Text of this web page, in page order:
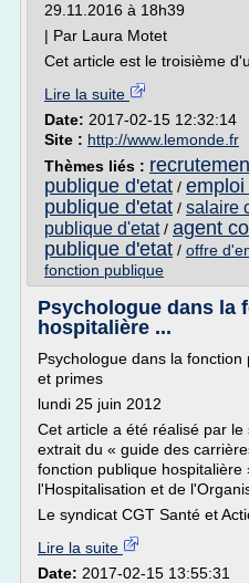
29.11.2016 à 18h39
| Par Laura Motet
Cet article est le troisième
Lire la suite
Date: 2017-02-15 12:32:14
Site : http://www.lemonde.fr
Thèmes liés :
publique d'etat /
publique d'etat / salaire
publique d'etat/ agent
publique d'etat / offre
fonction publique
Psychologue dans la
hospitalière ...
Psychologue dans la
et primes
lundi 25 juin 2012
Cet article a été réalisé par
extrait du « guide des
fonction publique
l'Hospitalisation et de
Le syndicat CGT Santé et
Lire la suite
Date: 2017-02-15 13:55:31